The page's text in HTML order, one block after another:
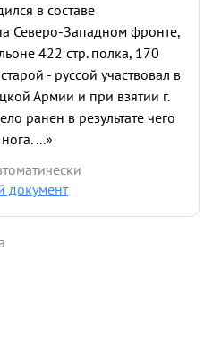
в составе
Северо-Западном фронте,
422 стр. полка, 170
- руссой участвовал в
Армии и при взятии г.
ранен в результате чего
...»
документ